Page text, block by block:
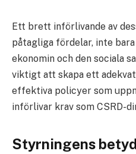
Ett brett införlivande av
påtagliga fördelar, inte
ekonomin och den sociala
viktigt att skapa ett
effektiva policyer som
införlivar krav som CSRD-
Styrningens